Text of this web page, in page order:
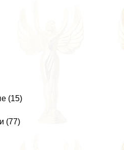
(15)
(77)